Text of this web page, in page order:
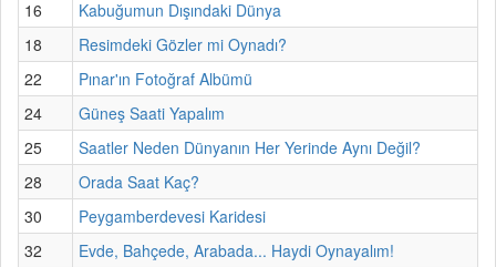
16
Kabuğumun Dışındaki Dünya
18
Resimdeki Gözler mi Oynadı?
22
Pınar'ın Fotoğraf Albümü
24
Güneş Saati Yapalım
25
Saatler Neden Dünyanın Her Yerinde Aynı Değil?
28
Orada Saat Kaç?
30
Peygamberdevesi Karidesi
32
Evde, Bahçede, Arabada... Haydi Oynayalım!